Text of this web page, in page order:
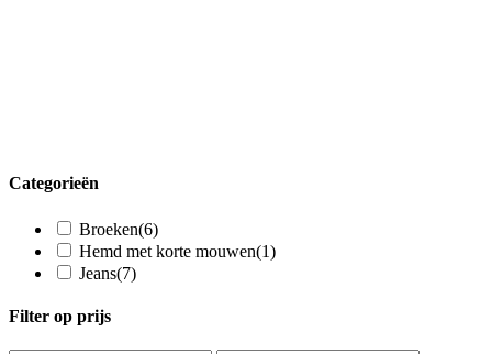
Categorieën
Broeken(6)
Hemd met korte mouwen(1)
Jeans(7)
Filter op prijs